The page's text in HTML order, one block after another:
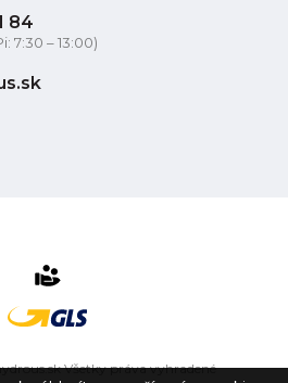
84
7:30 – 13:00)
Všetky práva vyhradené